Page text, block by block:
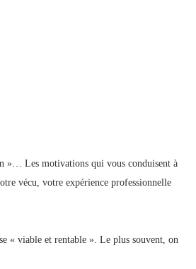
»… Les motivations qui vous conduisent à
vécu, votre expérience professionnelle
« viable et rentable ». Le plus souvent, on